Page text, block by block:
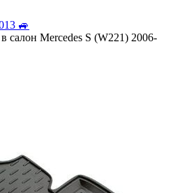
🚙
салон Mercedes S (W221) 2006-